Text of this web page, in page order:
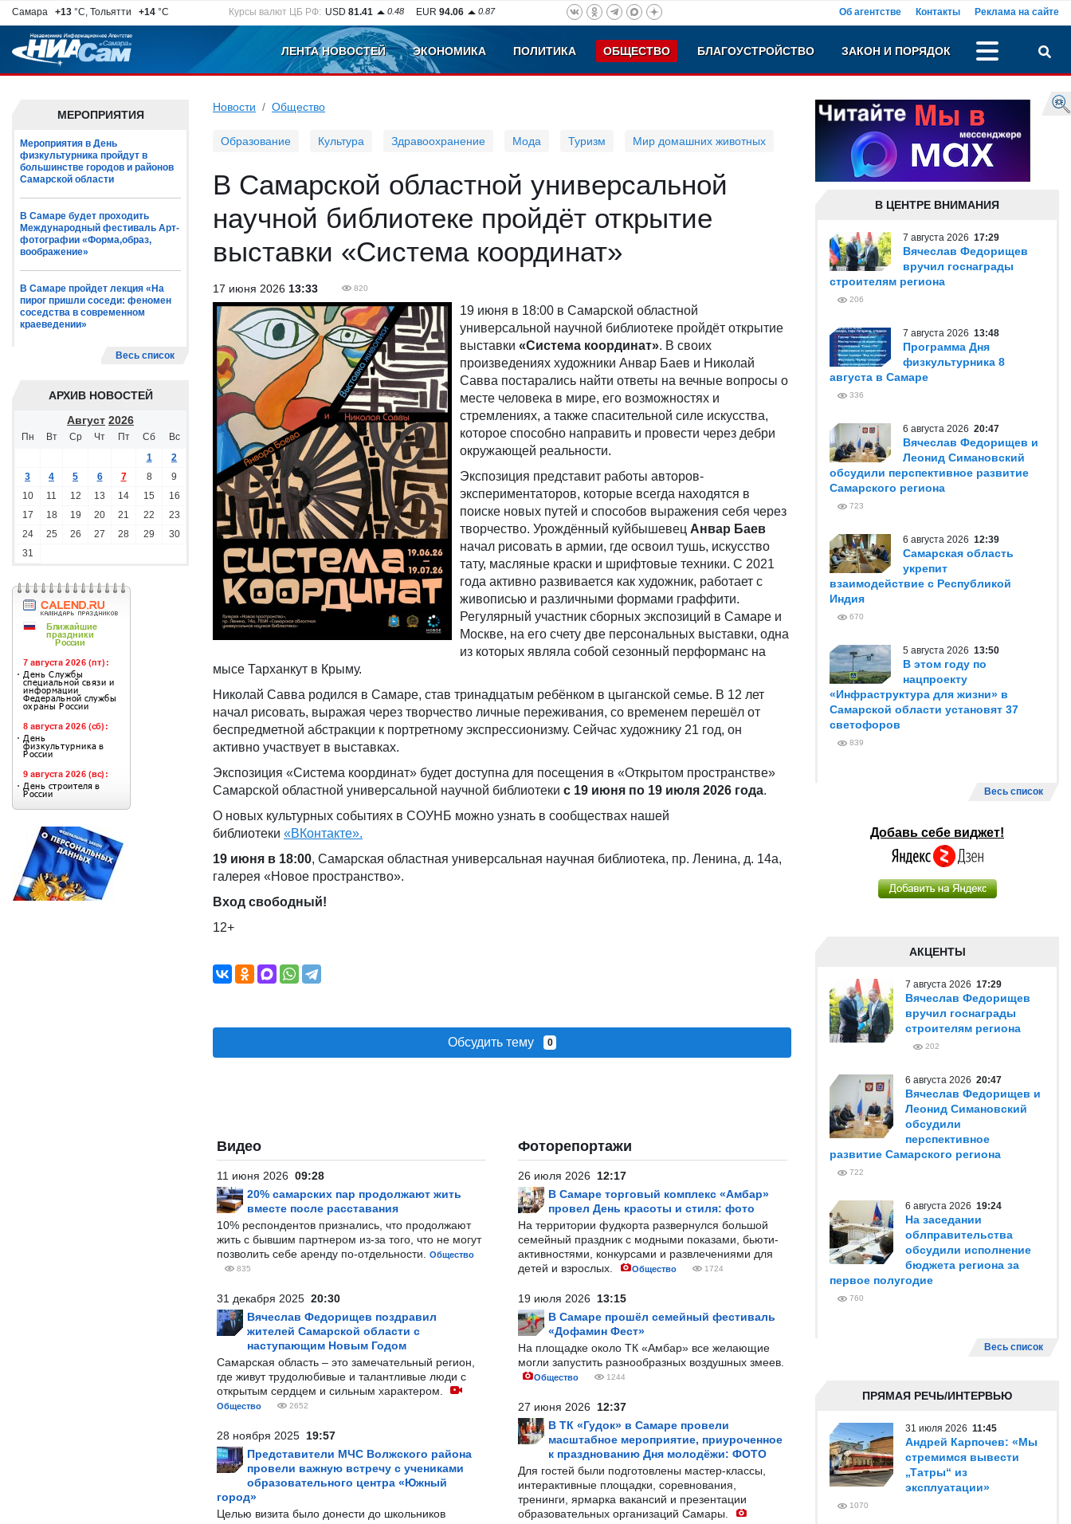
Самара +13 °C, Тольятти +14 °C Курсы валют ЦБ РФ: USD 81.41 0.48 EUR 94.06 0.87 Об агентстве Контакты Реклама на сайте
ЛЕНТА НОВОСТЕЙ ЭКОНОМИКА ПОЛИТИКА ОБЩЕСТВО БЛАГОУСТРОЙСТВО ЗАКОН И ПОРЯДОК
МЕРОПРИЯТИЯ
Мероприятия в День
физкультурника пройдут в
большинстве городов и районов
Самарской области
В Самаре будет проходить
Международный фестиваль Арт-
фотографии «Форма,образ,
воображение»
В Самаре пройдет лекция «На
пирог пришли соседи: феномен
соседства в современном
краеведении»
Весь список
АРХИВ НОВОСТЕЙ
Август 2026
Пн Вт Ср Чт Пт Сб
Вс
1
2
3
4 5 6 7 8
9
10
11 12 13 14 15
16
17
18 19 20 21 22
23
24
25 26 27 28 29
30
31
Новости Общество
Образование Культура Здравоохранение Мода Туризм Мир домашних животных
В Самарской областной универсальной
научной библиотеке пройдёт открытие
выставки «Система координат»
17 июня 2026 13:33 820
19 июня в 18:00 в Самарской областной
универсальной научной библиотеке пройдёт открытие
выставки «Система координат». В своих
произведениях художники Анвар Баев и Николай
Савва постарались найти ответы на вечные вопросы о
месте человека в мире, его возможностях и
стремлениях, а также спасительной силе искусства,
которое способно направить и провести через дебри
окружающей реальности.
Экспозиция представит работы авторов-
экспериментаторов, которые всегда находятся в
поиске новых путей и способов выражения себя через
творчество. Урождённый куйбышевец Анвар Баев
начал рисовать в армии, где освоил тушь, искусство
тату, масляные краски и шрифтовые техники. С 2021
года активно развивается как художник, работает с
живописью и различными формами граффити.
Регулярный участник сборных экспозиций в Самаре и
Москве, на его счету две персональных выставки, одна
из которых являла собой сезонный перформанс на
мысе Тарханкут в Крыму.
Николай Савва родился в Самаре, став тринадцатым ребёнком в цыганской семье. В 12 лет
начал рисовать, выражая через творчество личные переживания, со временем перешёл от
беспредметной абстракции к портретному экспрессионизму. Сейчас художнику 21 год, он
активно участвует в выставках.
Экспозиция «Система координат» будет доступна для посещения в «Открытом пространстве»
Самарской областной универсальной научной библиотеки с 19 июня по 19 июля 2026 года.
О новых культурных событиях в СОУНБ можно узнать в сообществах нашей
библиотеки «ВКонтакте».
19 июня в 18:00, Самарская областная универсальная научная библиотека, пр. Ленина, д. 14а,
галерея «Новое пространство».
Вход свободный!
12+
Обсудить тему 0
Видео
11 июня 2026 09:28
20% самарских пар продолжают жить
вместе после расставания
10% респондентов признались, что продолжают
жить с бывшим партнером из-за того, что не могут
позволить себе аренду по-отдельности.
Общество
835
31 декабря 2025 20:30
Вячеслав Федорищев поздравил
жителей Самарской области с
наступающим Новым Годом
Самарская область – это замечательный регион,
где живут трудолюбивые и талантливые люди с
открытым сердцем и сильным характером.
Общество 2652
28 ноября 2025 19:57
Представители МЧС Волжского района
провели важную встречу с учениками
образовательного центра «Южный
город»
Целью визита было донести до школьников
Фоторепортажи
26 июля 2026 12:17
В Самаре торговый комплекс «Амбар»
провел День красоты и стиля: фото
На территории фудкорта развернулся большой
семейный праздник с модными показами, бьюти-
активностями, конкурсами и развлечениями для
детей и взрослых.
Общество 1724
19 июля 2026 13:15
В Самаре прошёл семейный фестиваль
«Дофамин Фест»
На площадке около ТК «Амбар» все желающие
могли запустить разнообразных воздушных змеев.
Общество 1244
27 июня 2026 12:37
В ТК «Гудок» в Самаре провели
масштабное мероприятие, приуроченное
к празднованию Дня молодёжи: ФОТО
Для гостей были подготовлены мастер-классы,
интерактивные площадки, соревнования,
тренинги, ярмарка вакансий и презентации
образовательных организаций Самары.
В ЦЕНТРЕ ВНИМАНИЯ
7 августа 2026 17:29
Вячеслав Федорищев
вручил госнаграды
строителям региона
206
7 августа 2026 13:48
Программа Дня
физкультурника 8
августа в Самаре
336
6 августа 2026 20:47
Вячеслав Федорищев и
Леонид Симановский
обсудили перспективное развитие
Самарского региона
723
6 августа 2026 12:39
Самарская область
укрепит
взаимодействие с Республикой
Индия
670
5 августа 2026 13:50
В этом году по
нацпроекту
«Инфраструктура для жизни» в
Самарской области установят 37
светофоров
839
Весь список
Добавь себе виджет!
АКЦЕНТЫ
7 августа 2026 17:29
Вячеслав Федорищев
вручил госнаграды
строителям региона
202
6 августа 2026 20:47
Вячеслав Федорищев и
Леонид Симановский
обсудили
перспективное
развитие Самарского региона
722
6 августа 2026 19:24
На заседании
облправительства
обсудили исполнение
бюджета региона за
первое полугодие
760
Весь список
ПРЯМАЯ РЕЧЬ/ИНТЕРВЬЮ
31 июля 2026 11:45
Андрей Карпочев: «Мы
стремимся вывести
„Татры“ из
эксплуатации»
1070